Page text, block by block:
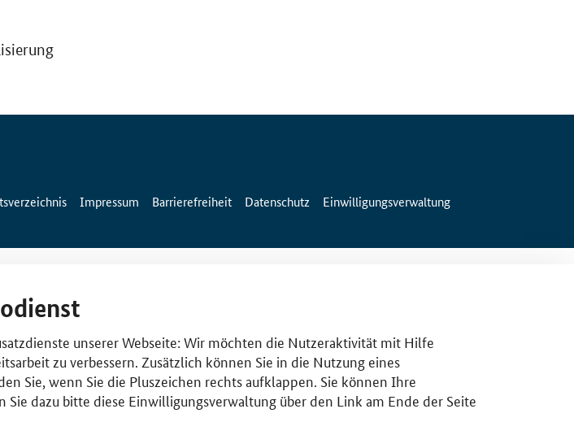
Impressum Barrierefreiheit Datenschutz Einwilligungsverwaltung
unserer Webseite: Wir möchten die Nutzeraktivität mit Hilfe
zu verbessern. Zusätzlich können Sie in die Nutzung eines
Sie, wenn Sie die Pluszeichen rechts aufklappen. Sie können Ihre
dazu bitte diese Einwilligungsverwaltung über den Link am Ende der Seite